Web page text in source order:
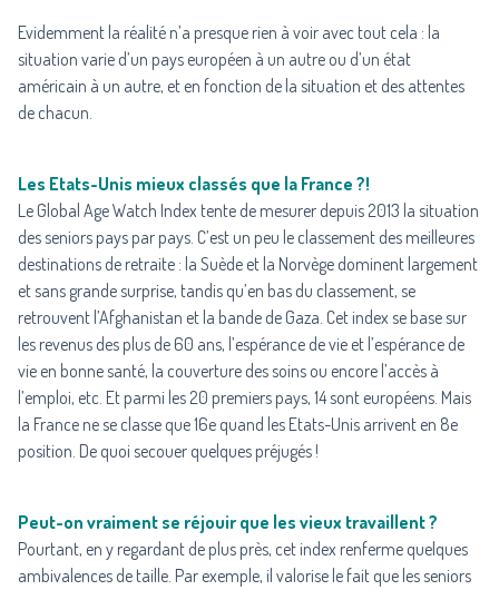
Evidemment la réalité n’a presque rien à voir avec tout cela : la
situation varie d’un pays européen à un autre ou d’un état
américain à un autre, et en fonction de la situation et des attentes
de chacun.
Les Etats-Unis mieux classés que la France ?!
Le Global Age Watch Index tente de mesurer depuis 2013 la situation
des seniors pays par pays. C’est un peu le classement des meilleures
destinations de retraite : la Suède et la Norvège dominent largement
et sans grande surprise, tandis qu’en bas du classement, se
retrouvent l’Afghanistan et la bande de Gaza. Cet index se base sur
les revenus des plus de 60 ans, l’espérance de vie et l’espérance de
vie en bonne santé, la couverture des soins ou encore l’accès à
l’emploi, etc. Et parmi les 20 premiers pays, 14 sont européens. Mais
la France ne se classe que 16e quand les Etats-Unis arrivent en 8e
position. De quoi secouer quelques préjugés !
Peut-on vraiment se réjouir que les vieux travaillent ?
Pourtant, en y regardant de plus près, cet index renferme quelques
ambivalences de taille. Par exemple, il valorise le fait que les seniors